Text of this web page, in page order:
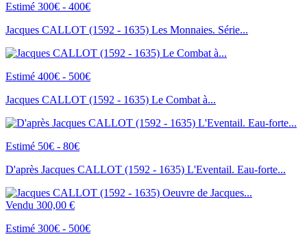
Estimé 300€ - 400€
Jacques CALLOT (1592 - 1635) Les Monnaies. Série...
Estimé 400€ - 500€
Jacques CALLOT (1592 - 1635) Le Combat à...
Estimé 50€ - 80€
D'après Jacques CALLOT (1592 - 1635) L'Eventail. Eau-forte...
Vendu 300,00 €
Estimé 300€ - 500€